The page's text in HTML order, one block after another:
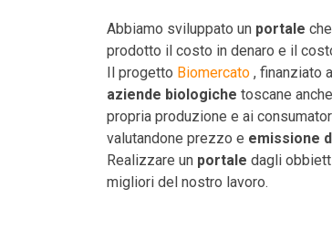
Abbiamo sviluppato un portale
prodotto il costo in denaro e il
Il progetto Biomercato , finanziato
aziende biologiche toscane
propria produzione e ai
valutandone prezzo e emissione
Realizzare un portale dagli
migliori del nostro lavoro.